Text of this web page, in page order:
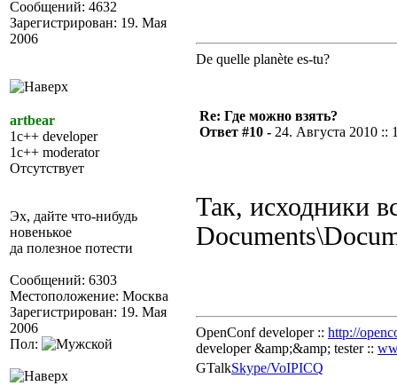
Сообщений: 4632
Зарегистрирован: 19. Мая
2006
De quelle planète es-tu?
artbear
1c++ developer
1c++ moderator
Отсутствует
Эх, дайте что-нибудь
новенькое
да полезное потести
Сообщений: 6303
Местоположение: Москва
Зарегистрирован: 19. Мая
2006
Пол:
Re: Где можно взять?
Ответ #10 - 24. Августа 2010 ::
Так, исходники
OpenConf developer :: http://
developer &amp;&amp; tester ::
GTalkSkype/VoIPICQ